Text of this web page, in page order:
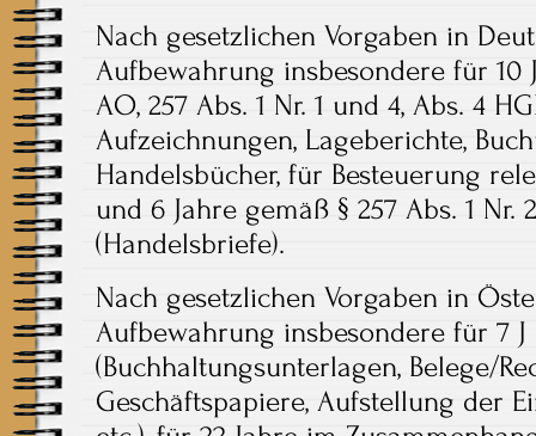
Nach gesetzlichen Vorgaben in
Aufbewahrung insbesondere für 10
AO, 257 Abs. 1 Nr. 1 und 4, Abs. 4
Aufzeichnungen, Lageberichte,
Handelsbücher, für Besteuerung
und 6 Jahre gemäß § 257 Abs. 1 Nr.
(Handelsbriefe).
Nach gesetzlichen Vorgaben in
Aufbewahrung insbesondere für 7 J
(Buchhaltungsunterlagen, Belege/
Geschäftspapiere, Aufstellung der